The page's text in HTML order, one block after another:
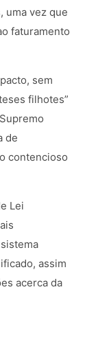
uma vez que
faturamento
sem
filhotes”
de
contencioso
Lei
assim
acerca da